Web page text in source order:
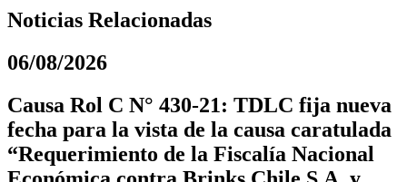
Noticias Relacionadas
06/08/2026
Causa Rol C N° 430-21: TDLC fija nueva
fecha para la vista de la causa caratulada
“Requerimiento de la Fiscalía Nacional